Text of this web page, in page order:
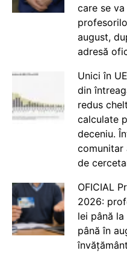
care se
august,
adresă
Unici în
din
redus
calculate
deceniu.
comunitar
de
OFICIAL
2026:
lei până
până în
învățământ